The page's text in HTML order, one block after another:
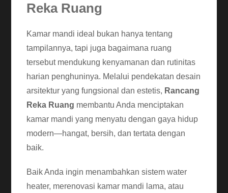
Reka Ruang
Kamar mandi ideal bukan hanya tentang
tampilannya, tapi juga bagaimana ruang
tersebut mendukung kenyamanan dan rutinitas
harian penghuninya. Melalui pendekatan desain
arsitektur yang fungsional dan estetis, Rancang
Reka Ruang membantu Anda menciptakan
kamar mandi yang menyatu dengan gaya hidup
modern—hangat, bersih, dan tertata dengan
baik.
Baik Anda ingin menambahkan sistem water
heater, merenovasi kamar mandi lama, atau